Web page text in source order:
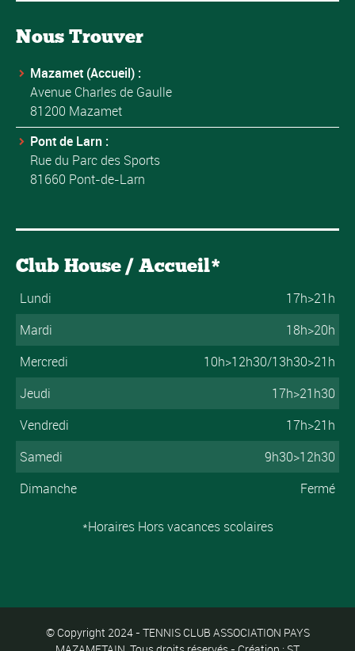
Nous Trouver
Mazamet (Accueil) :
Avenue Charles de Gaulle
81200 Mazamet
Pont de Larn :
Rue du Parc des Sports
81660 Pont-de-Larn
Club House / Accueil*
Lundi
17h>21h
Mardi
18h>20h
Mercredi
10h>12h30/13h30>21h
Jeudi
17h>21h30
Vendredi
17h>21h
Samedi
9h30>12h30
Dimanche
Fermé
*Horaires Hors vacances scolaires
© Copyright 2024 - TENNIS CLUB ASSOCIATION PAYS